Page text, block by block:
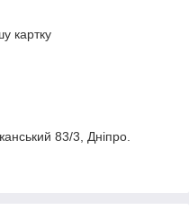
картку
83/3, Дніпро.